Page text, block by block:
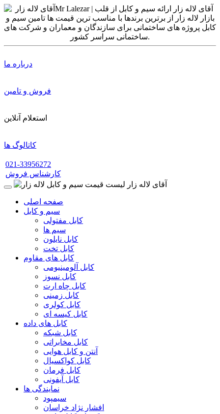
درباره ما
فروش و تامین
استعلام آنلاین
کاتالوگ ها
021-33956272
کارشناس فروش
صفحه اصلی
سیم و کابل
کابل مفتولی
سیم ها
کابل نایلون
کابل تخت
کابل های مقاوم
کابل آلومینیومی
کابل نسوز
کابل چاه ارت
کابل زمینی
کابل کولری
کابل کیسه ای
کابل های داده
کابل شبکه
کابل مخابراتی
آنتن و کابل هوایی
کابل کواکسیال
کابل فرمان
کابل آیفونی
نمایندگی ها
سیمپود
افشار نژاد خراسان